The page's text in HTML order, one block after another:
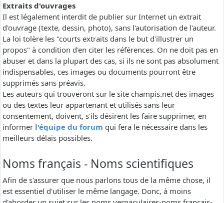
Extraits d'ouvrages
Il est légalement interdit de publier sur Internet un extrait
d'ouvrage (texte, dessin, photo), sans l'autorisation de l'auteur.
La loi tolère les "courts extraits dans le but d'illustrer un
propos" à condition d'en citer les références. On ne doit pas en
abuser et dans la plupart des cas, si ils ne sont pas absolument
indispensables, ces images ou documents pourront être
supprimés sans préavis.
Les auteurs qui trouveront sur le site champis.net des images
ou des textes leur appartenant et utilisés sans leur
consentement, doivent, s'ils désirent les faire supprimer, en
informer l'équipe du forum qui fera le nécessaire dans les
meilleurs délais possibles.
Noms français - Noms scientifiques
Afin de s'assurer que nous parlons tous de la même chose, il
est essentiel d'utiliser le même langage. Donc, à moins